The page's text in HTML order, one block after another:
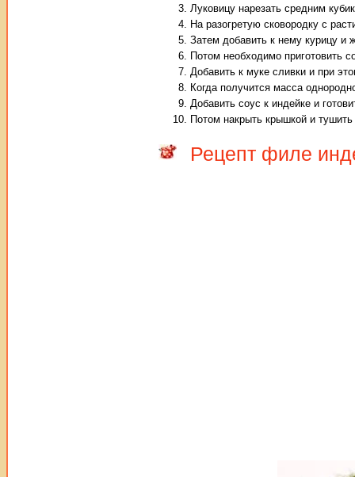
Луковицу нарезать средним
На разогретую сковородку с
Затем добавить к нему курицу и
Потом необходимо приготовить
Добавить к муке сливки и при
Когда получится масса
Добавить соус к индейке и
Потом накрыть крышкой и
Рецепт филе